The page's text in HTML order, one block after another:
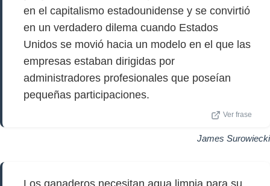
en el capitalismo estadounidense y se convirtió
en un verdadero dilema cuando Estados
Unidos se movió hacia un modelo en el que las
empresas estaban dirigidas por
administradores profesionales que poseían
pequeñas participaciones.
Ver frase
James Surowiecki
Los ganaderos necesitan agua limpia para su